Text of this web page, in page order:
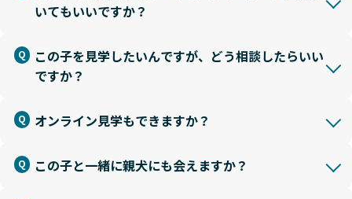
いてもいいですか？
この子を見学したいんですが、どう相談したらいい
ですか？
オンライン見学もできますか？
この子と一緒に親犬にも会えますか？